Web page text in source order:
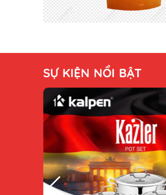
SỰ KIỆN NỔI BẬT